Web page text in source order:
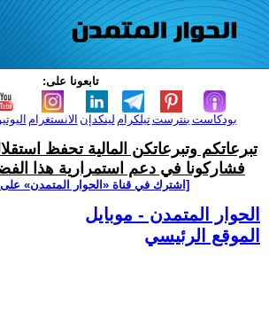
تابعونا على:
الانستغرام لينكدإن تيلكرامبنترست بودكاست
تبرعاتكم وتبرعاتكن المالية تحفظ
فشاركونا في دعم استمرارية هذا
[اشترك في قناة ‫«الحوار المتمدن» على
الحوار المتمدن - موبايل
الموقع الرئيسي